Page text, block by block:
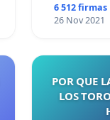
6 512 firmas
26 Nov 2021
POR QUE
LOS